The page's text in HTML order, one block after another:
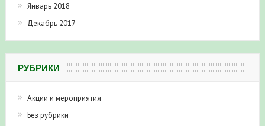
Январь 2018
Декабрь 2017
РУБРИКИ
Акции и мероприятия
Без рубрики